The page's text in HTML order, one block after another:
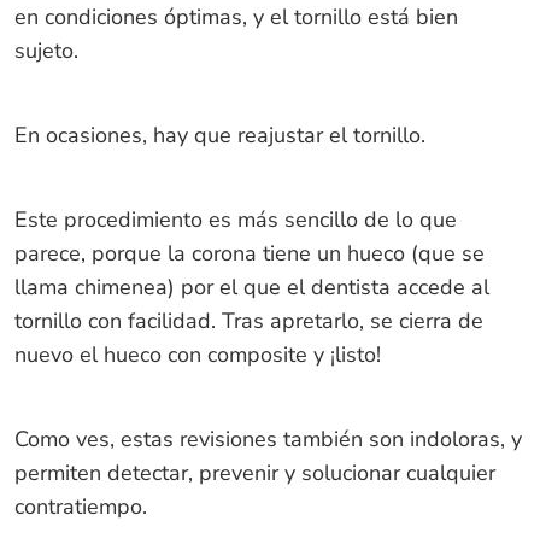
en condiciones óptimas, y el tornillo está bien
sujeto.
En ocasiones, hay que reajustar el tornillo.
Este procedimiento es más sencillo de lo que
parece, porque la corona tiene un hueco (que se
llama chimenea) por el que el dentista accede al
tornillo con facilidad. Tras apretarlo, se cierra de
nuevo el hueco con composite y ¡listo!
Como ves, estas revisiones también son indoloras, y
permiten detectar, prevenir y solucionar cualquier
contratiempo.